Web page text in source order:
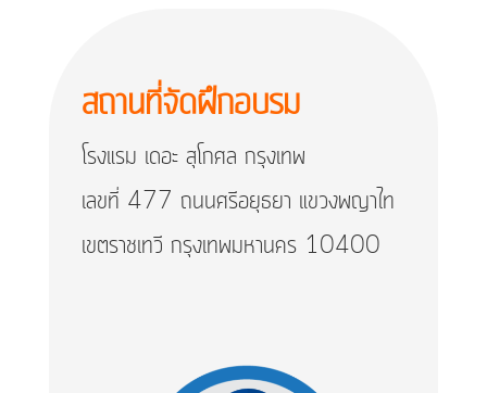
สถานที่จัดฝึกอบรม
โรงแรม เดอะ สุโกศล กรุงเทพ
เลขที่ 477 ถนนศรีอยุธยา แขวงพญาไท
เขตราชเทวี กรุงเทพมหานคร 10400